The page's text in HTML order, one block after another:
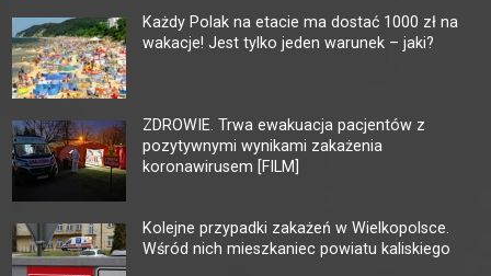
Każdy Polak na etacie ma dostać 1000 zł na
wakacje! Jest tylko jeden warunek – jaki?
ZDROWIE. Trwa ewakuacja pacjentów z
pozytywnymi wynikami zakażenia
koronawirusem [FILM]
Kolejne przypadki zakażeń w Wielkopolsce.
Wśród nich mieszkaniec powiatu kaliskiego